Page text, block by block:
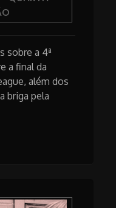
sobre a 4ª
a final da
além dos
briga pela